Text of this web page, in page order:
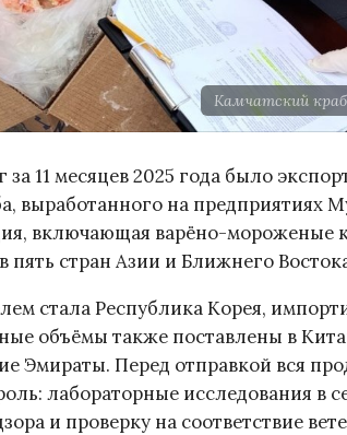
Камчатский
11 месяцев 2025 года было
выработанного на предприятиях
включающая варёно-мороженые
пять стран Азии и Ближнего
стала Республика Корея,
объёмы также поставлены в
Эмираты. Перед отправкой вся
лабораторные исследования в
и проверку на соответствие